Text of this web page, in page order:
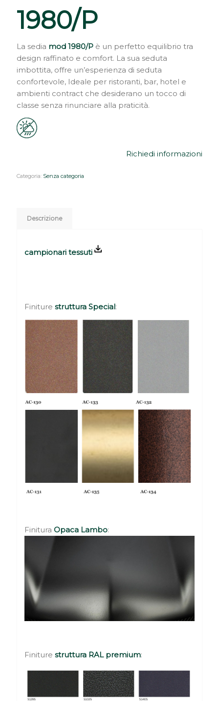
1980/P
La sedia mod 1980/Pè un perfetto equilibrio tra
design raffinato e comfort. La sua seduta
imbottita, offre un’esperienza di seduta
confortevole, Ideale per ristoranti, bar, hotel e
ambienti contract che desiderano un tocco di
classe senza rinunciare alla praticità.
Richiedi informazioni
Categoria: Senza categoria
Descrizione
campionari tessuti
Finiture struttura Special:
Finitura Opaca Lambo:
Finiture struttura RAL premium: